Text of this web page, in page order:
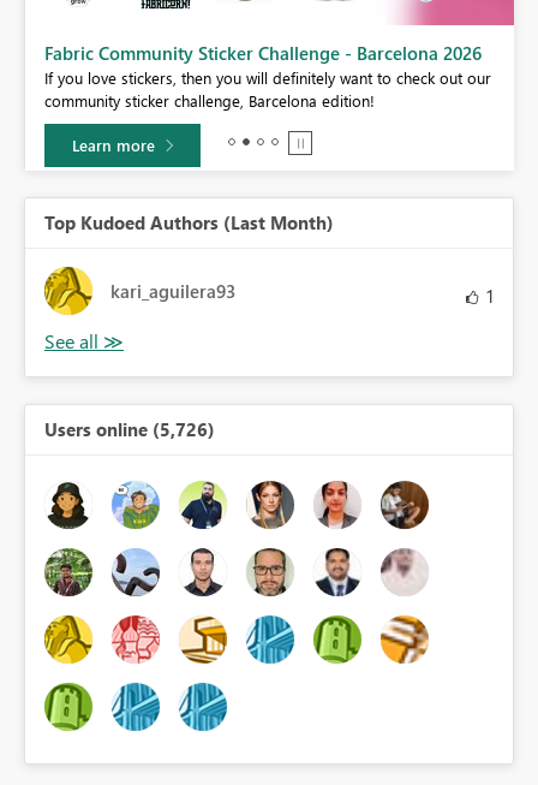
Fabric Community Sticker Challenge - Barcelona 2026
If you love stickers, then you will definitely want to check out our
community sticker challenge, Barcelona edition!
Learn more
Top Kudoed Authors (Last Month)
kari_aguilera93 1
Users online (5,726)